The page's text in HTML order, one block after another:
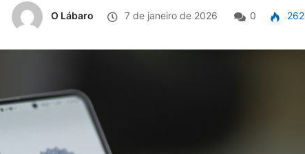
O Lábaro 7 de janeiro de 2026 0 262